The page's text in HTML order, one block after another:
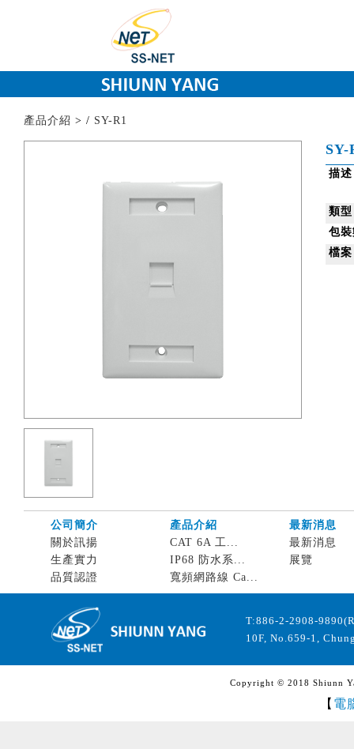
產品介紹 > / SY-R1
SY-
描
類
包
檔
公司簡介 產品介紹
最新消息
關於訊揚
生產實力
品質認證
CAT 6A 工...
IP68 防水系...
寬頻網路線 Ca...
最新消息
展覽
T:886-2-2908-
10F, No.659-1,
Copyright © 2018 Shiunn
【 電